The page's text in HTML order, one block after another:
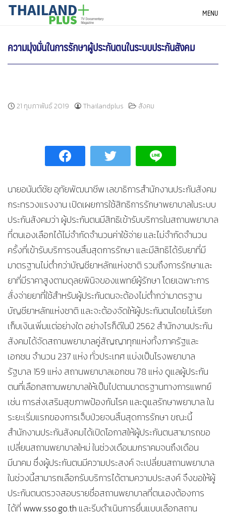
SkipTHAILANDPLUS NEWS MENU
ความมุ่งมั่นในการรักษาผู้ประกันตนในระบบประกันสังคม
21 กุมภาพันธ์ 2019 Thailandplus สังคม
นายอนันต์ชัย อุทัยพัฒนาชีพ เลขาธิการสำนักงานประกันสังคม
กระทรวงแรงงาน เปิดเผยการใช้สิทธิการรักษาพยาบาลในระบบ
ประกันสังคมว่า ผู้ประกันตนมีสิทธิเข้ารับบริการในสถานพยาบาล
ที่ตนเองเลือกได้ไม่จำกัดจำนวนค่าใช้จ่าย และไม่จำกัดจำนวน
ครั้งที่เข้ารับบริการจนสิ้นสุดการรักษา และมีสิทธิได้รับยาที่มี
มาตรฐานไม่ต่ำกว่าบัญชียาหลักแห่งชาติ รวมถึงการรักษาและ
ยาที่มีราคาสูงตามดุลยพินิจของแพทย์ผู้รักษา โดยเฉพาะการ
สั่งจ่ายยาที่ใช้สำหรับผู้ประกันตนจะต้องไม่ต่ำกว่ามาตรฐาน
บัญชียาหลักแห่งชาติ และจะต้องจัดให้ผู้ประกันตนโดยไม่เรียก
เก็บเงินเพิ่มแต่อย่างใด อย่างไรก็ดีในปี 2562 สำนักงานประกัน
สังคมได้จัดสถานพยาบาลคู่สัญญาทุกแห่งทั้งภาครัฐและ
เอกชน จำนวน 237 แห่ง ทั่วประเทศ แบ่งเป็นโรงพยาบาล
รัฐบาล 159 แห่ง สถานพยาบาลเอกชน 78 แห่ง ดูแลผู้ประกัน
ตนที่เลือกสถานพยาบาลให้เป็นไปตามมาตรฐานทางการแพทย์
เช่น การส่งเสริมสุขภาพป้องกันโรค และดูแลรักษาพยาบาล ใน
ระยะเริ่มแรกของการเจ็บป่วยจนสิ้นสุดการรักษา ขณะนี้
สำนักงานประกันสังคมได้เปิดโอกาสให้ผู้ประกันตนสามารถขอ
เปลี่ยนสถานพยาบาลใหม่ ในช่วงเดือนมกราคมจนถึงเดือน
มีนาคม ซึ่งผู้ประกันตนมีความประสงค์ จะเปลี่ยนสถานพยาบาล
ในช่วงนี้สามารถเลือกรับบริการได้ตามความประสงค์ จึงขอให้ผู้
ประกันตนตรวจสอบรายชื่อสถานพยาบาลที่ตนเองต้องการ
ได้ที่ www.sso.go.th และรีบดำเนินการยื่นแบบเลือกสถาน